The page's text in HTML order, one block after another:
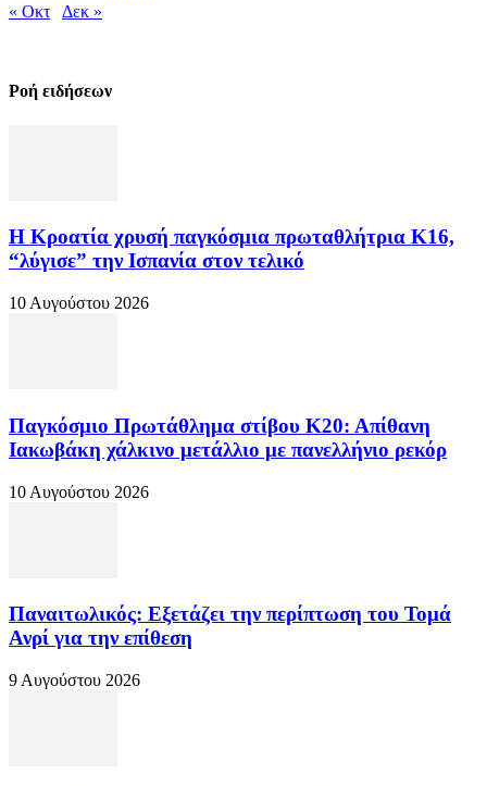
« Οκτ
Δεκ »
Ροή ειδήσεων
Η Κροατία χρυσή παγκόσμια πρωταθλήτρια Κ16,
“λύγισε” την Ισπανία στον τελικό
10 Αυγούστου 2026
Παγκόσμιο Πρωτάθλημα στίβου Κ20: Απίθανη
Ιακωβάκη χάλκινο μετάλλιο με πανελλήνιο ρεκόρ
10 Αυγούστου 2026
Παναιτωλικός: Εξετάζει την περίπτωση του Τομά
Ανρί για την επίθεση
9 Αυγούστου 2026